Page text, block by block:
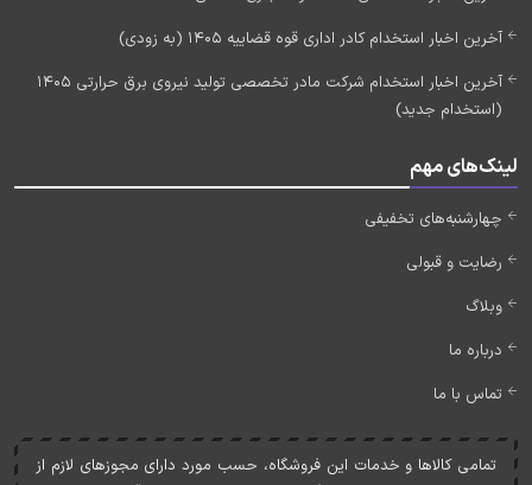
آخرین اخبار استخدام کادر اداری قوه قضاییه 1405 (به زودی)
آخرین اخبار استخدام شرکت مادر تخصصی تولید نیروی برق حرارتی 1405
(استخدام جدید)
لینک‌های مهم
چهارشنبه‌های تخفیفی
رضایت و قبولی
وبلاگ
درباره ما
تماس با ما
تمامی کالاها و خدمات اين فروشگاه، حسب مورد دارای مجوزهای لازم از